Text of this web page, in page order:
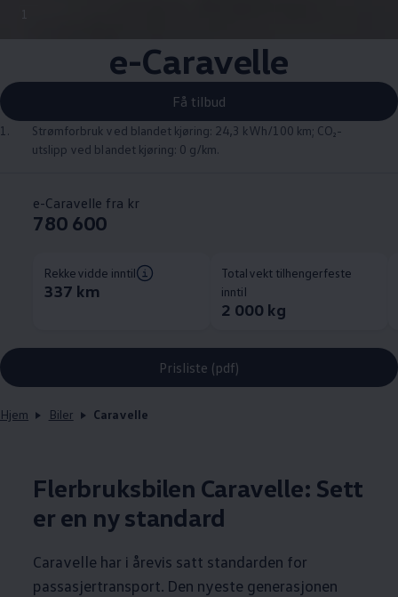
e-Caravelle
Få tilbud
1.
Strømforbruk ved blandet kjøring: 24,3 kWh/100 km; CO₂-
utslipp ved blandet kjøring: 0 g/km.
e-Caravelle fra kr
780 600
Rekkevidde inntil
337 km
Totalvekt tilhengerfeste
inntil
2 000 kg
Prisliste (pdf)
Hjem Biler Caravelle
Flerbruksbilen Caravelle: Sett
er en ny standard
Caravelle har i årevis satt standarden for
passasjertransport. Den nyeste generasjonen